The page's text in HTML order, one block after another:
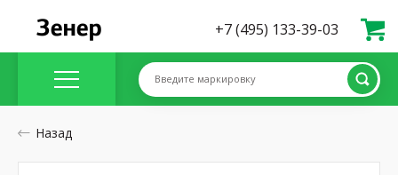
+7 (495) 133-39-03
Введите маркировку
Назад